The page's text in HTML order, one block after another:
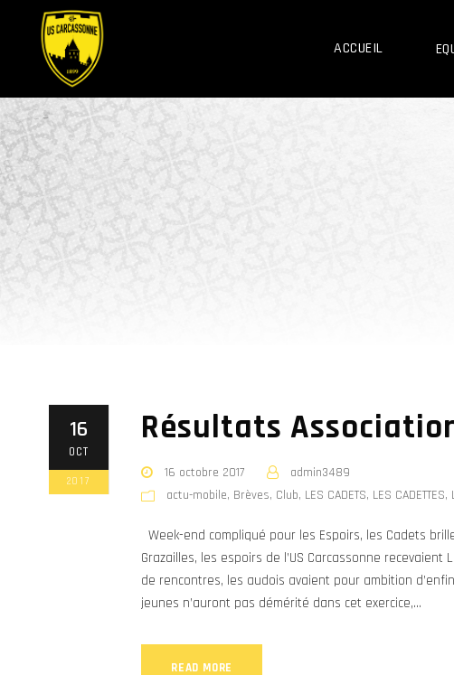
ACCUEIL
16
OCT
2017
Résultats
16 octobre 2017
admin3489
actu-mobile, Brèves, Club, LES CADETS, LES CADETTES,
Week-end compliqué pour les Espoirs, les Cadets
Grazailles, les espoirs de l’US Carcassonne
de rencontres, les audois avaient pour ambition
jeunes n’auront pas démérité dans cet exercice,...
READ MORE